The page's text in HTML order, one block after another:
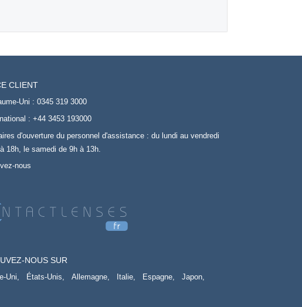
CLIENT
Uni :0345 319 3000
:+44 3453 193000
d'ouverture du personnel d'assistance : du lundi au vendredi
18h, le samedi de 9h à 13h.
nous
NOUS SUR
Uni, États-Unis, Allemagne, Italie, Espagne,
Japon,